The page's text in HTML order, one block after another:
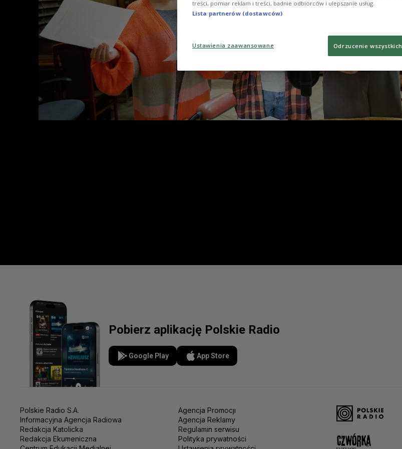
Pobierz aplikację Polskie Radio
Google Play App Store
Polskie Radio S.A.
Informacyjna Agencja Radiowa
Redakcja Katolicka
Redakcja Ekumeniczna
Agencja Promocji
Agencja Reklamy
Regulamin serwisu
Polityka prywatności
treści, pomiar reklam i treści, badnie odbiorców i ulepszanie usług.
Lista partnerów (dostawców)
Ustawienia zaawansowane Odrzucenie wszystkich